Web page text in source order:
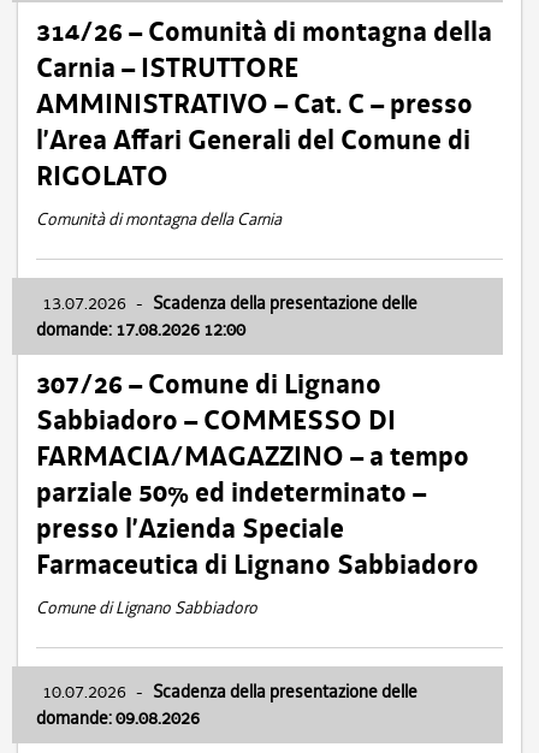
314/26 – Comunità di montagna della
Carnia – ISTRUTTORE
AMMINISTRATIVO – Cat. C – presso
l’Area Affari Generali del Comune di
RIGOLATO
Comunità di montagna della Carnia
13.07.2026 - Scadenza della presentazione delle
domande: 17.08.2026 12:00
307/26 – Comune di Lignano
Sabbiadoro – COMMESSO DI
FARMACIA/MAGAZZINO – a tempo
parziale 50% ed indeterminato –
presso l’Azienda Speciale
Farmaceutica di Lignano Sabbiadoro
Comune di Lignano Sabbiadoro
10.07.2026 - Scadenza della presentazione delle
domande: 09.08.2026